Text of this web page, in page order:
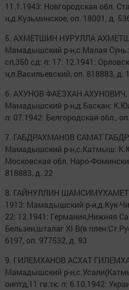
11.1.1943: Новгородская обл.
н,д.Кузьминское, оп. 18001, д.
5. АХМЕТШИН НУРУЛЛА
Мамадышский р-н,с.Малая
сп,350 сд: п: 17: 12.1941:
н,п.Васильевский, оп. 818883, д.
6. АХУНОВ ФАЕЗХАН АХУНОВИЧ,
Мамадышский р-н,д.Баскан:
п: 07.1942: Белгородская обл.,
7. ГАБДРАХМАНОВ САМАТ
Мамадышский р-н,с.Катмыш:
Московская обл. Наро-
818883, д. 22
8. ГАЙНУЛЛИН ШАМСИМУХАМЕТ
1913: Мамадышский р-н,д.Кук-
22: 12.1941: Германия,Нижняя
Бельзен,шталаг XI B(в
6197, оп. 977532, д. 93
9. ГИЛЕМХАНОВ АСХАТ
Мамадышский р-
оиптд,11 гв.тк: п: 6.10.1942: